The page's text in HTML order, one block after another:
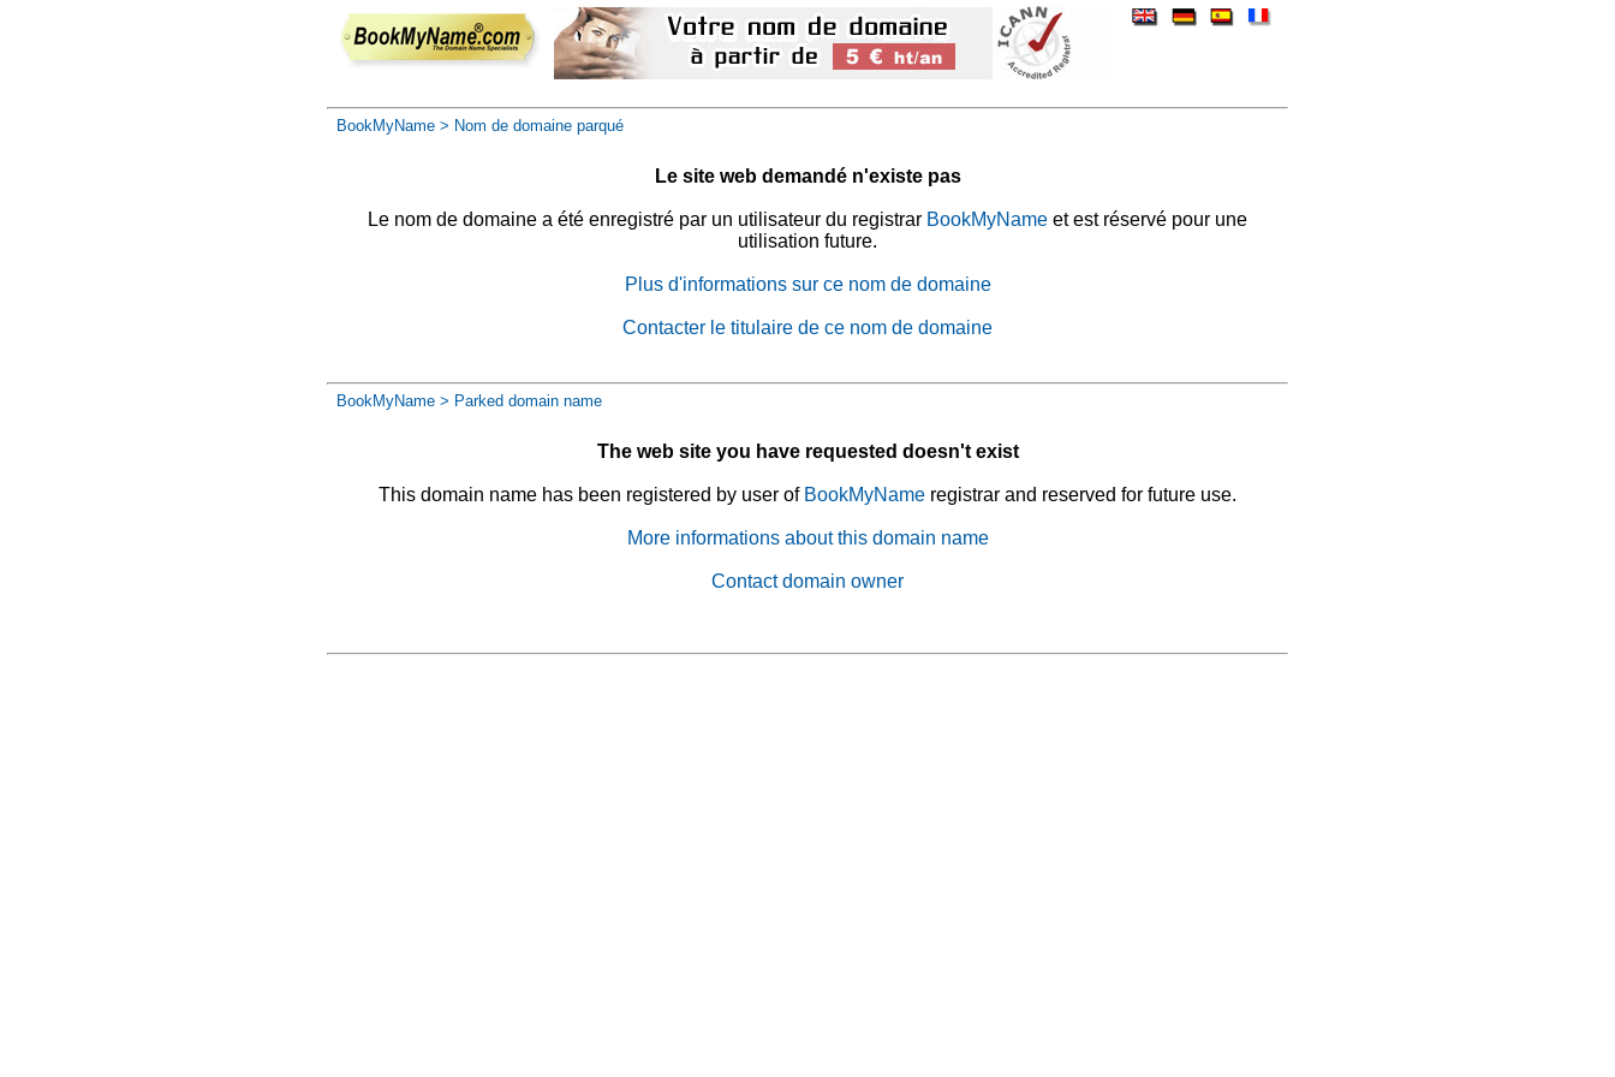
BookMyName > Nom de domaine parqué
Le site web demandé n'existe pas
Le nom de domaine a été enregistré par un utilisateur du registrar BookMyName et est réservé pour une
utilisation future.
Plus d'informations sur ce nom de domaine
Contacter le titulaire de ce nom de domaine
BookMyName > Parked domain name
The web site you have requested doesn't exist
This domain name has been registered by user of BookMyName registrar and reserved for future use.
More informations about this domain name
Contact domain owner